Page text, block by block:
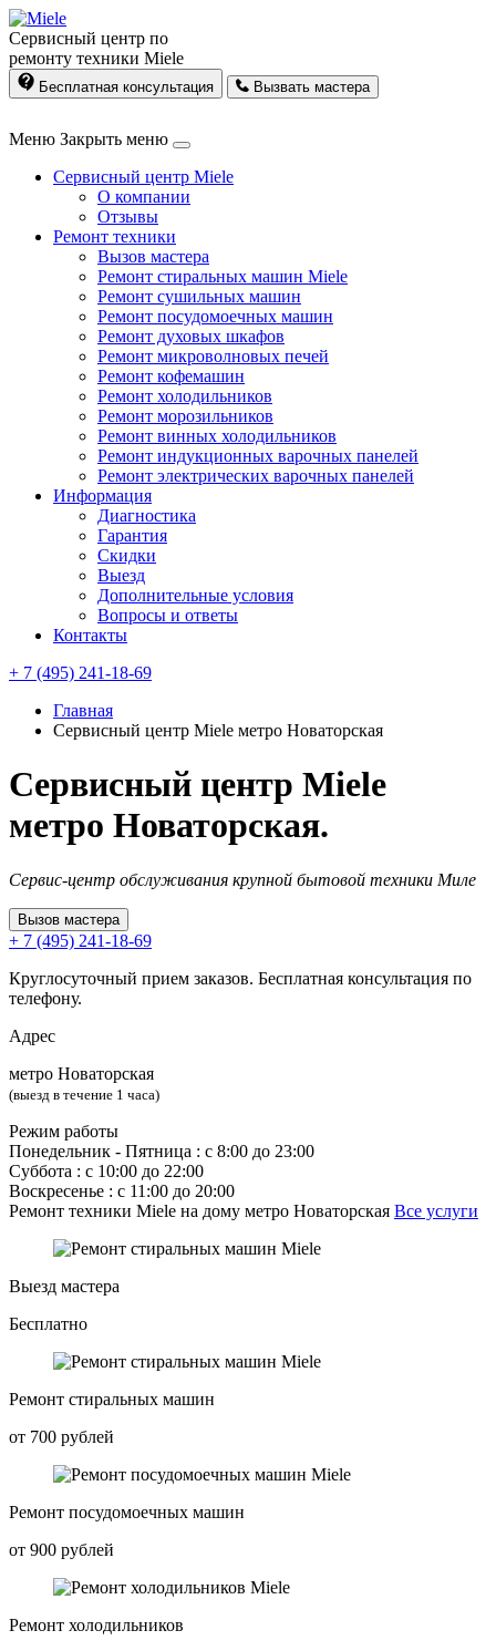
Сервисный центр по
ремонту техники Miele
Бесплатная консультация Вызвать мастера
Меню Закрыть меню
Сервисный центр Miele
О компании
Отзывы
Ремонт техники
Вызов мастера
Ремонт стиральных машин Miele
Ремонт сушильных машин
Ремонт посудомоечных машин
Ремонт духовых шкафов
Ремонт микроволновых печей
Ремонт кофемашин
Ремонт холодильников
Ремонт морозильников
Ремонт винных холодильников
Ремонт индукционных варочных панелей
Ремонт электрических варочных панелей
Информация
Диагностика
Гарантия
Скидки
Выезд
Дополнительные условия
Вопросы и ответы
Контакты
+ 7 (495) 241-18-69
Главная
Сервисный центр Miele метро Новаторская
Сервисный центр Miele
метро Новаторская.
Сервис-центр обслуживания крупной бытовой техники Миле
Вызов мастера
+ 7 (495) 241-18-69
Круглосуточный прием заказов. Бесплатная консультация по
телефону.
Адрес
метро Новаторская
(выезд в течение 1 часа)
Режим работы
Понедельник ‐ Пятница : с 8:00 до 23:00
Суббота : с 10:00 до 22:00
Воскресенье : с 11:00 до 20:00
Ремонт техники Miele на дому метро Новаторская Все услуги
Выезд мастера
Бесплатно
Ремонт стиральных машин
от 700 рублей
Ремонт посудомоечных машин
от 900 рублей
Ремонт холодильников